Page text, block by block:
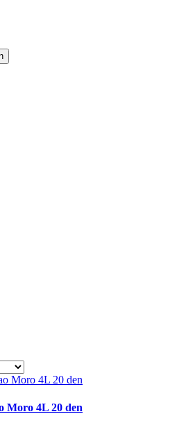
Moro 4L 20 den